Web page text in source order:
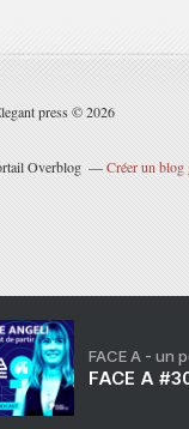
press © 2026
Overblog Créer un
FACE A - un
FACE A